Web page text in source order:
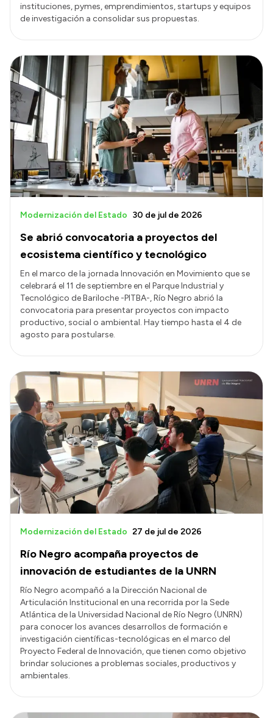
instituciones, pymes, emprendimientos, startups y equipos
de investigación a consolidar sus propuestas.
Se abrió convocatoria a proyectos del
ecosistema científico y tecnológico
Modernización del Estado 30 de jul de 2026
En el marco de la jornada Innovación en Movimiento que se
celebrará el 11 de septiembre en el Parque Industrial y
Tecnológico de Bariloche -PITBA-, Río Negro abrió la
convocatoria para presentar proyectos con impacto
productivo, social o ambiental. Hay tiempo hasta el 4 de
agosto para postularse.
Río Negro acompaña proyectos de
innovación de estudiantes de la UNRN
Modernización del Estado 27 de jul de 2026
Río Negro acompañó a la Dirección Nacional de
Articulación Institucional en una recorrida por la Sede
Atlántica de la Universidad Nacional de Río Negro (UNRN)
para conocer los avances desarrollos de formación e
investigación científicas-tecnológicas en el marco del
Proyecto Federal de Innovación, que tienen como objetivo
brindar soluciones a problemas sociales, productivos y
ambientales.